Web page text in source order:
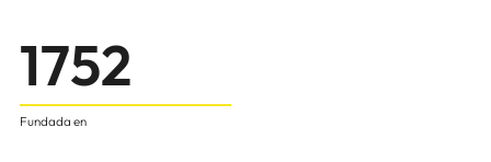
2014
Fundada en